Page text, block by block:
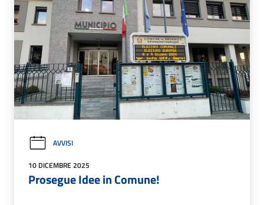
AVVISI
10 DICEMBRE 2025
Prosegue Idee in Comune!